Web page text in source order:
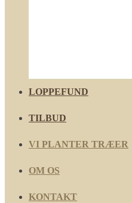
LOPPEFUND
TILBUD
VI PLANTER TRÆER
OM OS
KONTAKT